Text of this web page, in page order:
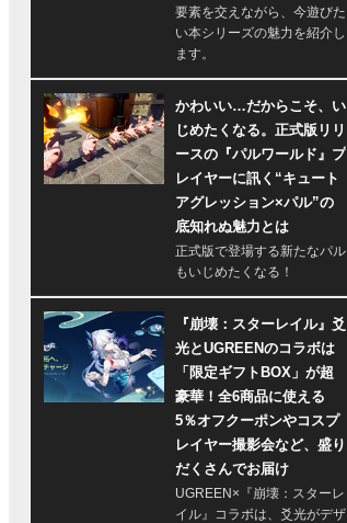
要素を交えながら、今遊びた
い本シリーズの魅力を紹介し
ます。
かわいい…だからこそ、い
じめたくなる。正式版リリ
ースの『パルワールド』プ
レイヤーに訊く“キュート
アグレッション×パル”の
底知れぬ魅力とは
正式版で登場する新たなパル
もいじめたくなる！
『崩壊：スターレイル』爻
光とUGREENのコラボは
「限定ギフトBOX」が超
豪華！全6商品に使える
5％オフクーポンやコスプ
レイヤー撮影会など、盛り
だくさんでお届け
UGREEN×『崩壊：スターレ
イル』コラボは、爻光がデザ